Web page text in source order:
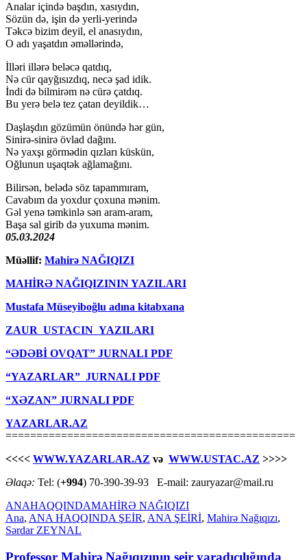
Analar içində başdın, xasıydın,
Sözün də, işin də yerli-yerində
Təkcə bizim deyil, el anasıydın,
O adı yaşatdın əməllərində,
İlləri illərə beləcə qatdıq,
Nə cür qayğısızdıq, necə şad idik.
İndi də bilmirəm nə cürə çatdıq.
Bu yerə belə tez çatan deyildik…
Daşlaşdın gözümün önündə hər gün,
Sinirə-sinirə övlad dağını.
Nə yaxşı görmədin qızları küskün,
Oğlunun uşaqtək ağlamağını.
Bilirsən, belədə söz tapammıram,
Cavabım da yoxdur çoxuna mənim.
Gəl yenə təmkinlə sən aram-aram,
Başa sal girib də yuxuma mənim.
05.03.2024
Müəllif: Mahirə NAĞIQIZI
MAHİRƏ NAĞIQIZININ YAZILARI
Mustafa Müseyiboğlu adına kitabxana
ZAUR USTACIN YAZILARI
“ƏDƏBİ OVQAT” JURNALI PDF
“YAZARLAR” JURNALI PDF
“XƏZAN” JURNALI PDF
YAZARLAR.AZ
===============================================
<<<< WWW.YAZARLAR.AZ və WWW.USTAC.AZ >>>>
Əlaqə: Tel: (+994) 70-390-39-93 E-mail: zauryazar@mail.ru
ANAHAQQINDAMAHİRƏ NAĞIQIZI
Ana, ANA HAQQINDA ŞEİR, ANA ŞEİRİ, Mahirə Nağıqızı,
Sərdar ZEYNAL
Professor Mahirə Nağıqızının şeir yaradıcılığında